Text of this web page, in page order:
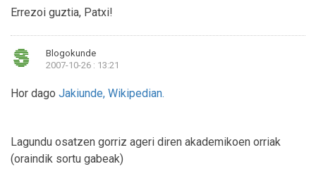
Errezoi guztia, Patxi!
Blogokunde
2007-10-26 : 13:21
Hor dago Jakiunde, Wikipedian.
Lagundu osatzen gorriz ageri diren akademikoen orriak
(oraindik sortu gabeak)